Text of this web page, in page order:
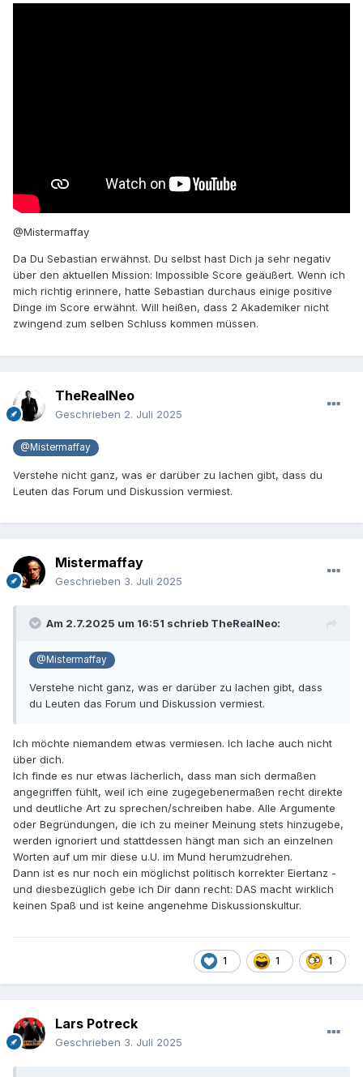
@Mistermaffay
Da Du Sebastian erwähnst. Du selbst hast Dich ja sehr negativ
über den aktuellen Mission: Impossible Score geäußert. Wenn ich
mich richtig erinnere, hatte Sebastian durchaus einige positive
Dinge im Score erwähnt. Will heißen, dass 2 Akademiker nicht
zwingend zum selben Schluss kommen müssen.
TheRealNeo
Geschrieben 2. Juli 2025
@Mistermaffay
Verstehe nicht ganz, was er darüber zu lachen gibt, dass du
Leuten das Forum und Diskussion vermiest.
Mistermaffay
Geschrieben 3. Juli 2025
Am 2.7.2025 um 16:51 schrieb TheRealNeo:
@Mistermaffay
Verstehe nicht ganz, was er darüber zu lachen gibt, dass
du Leuten das Forum und Diskussion vermiest.
Ich möchte niemandem etwas vermiesen. Ich lache auch nicht
über dich.
Ich finde es nur etwas lächerlich, dass man sich dermaßen
angegriffen fühlt, weil ich eine zugegebenermaßen recht direkte
und deutliche Art zu sprechen/schreiben habe. Alle Argumente
oder Begründungen, die ich zu meiner Meinung stets hinzugebe,
werden ignoriert und stattdessen hängt man sich an einzelnen
Worten auf um mir diese u.U. im Mund herumzudrehen.
Dann ist es nur noch ein möglichst politisch korrekter Eiertanz -
und diesbezüglich gebe ich Dir dann recht: DAS macht wirklich
keinen Spaß und ist keine angenehme Diskussionskultur.
1 1 1
Lars Potreck
Geschrieben 3. Juli 2025